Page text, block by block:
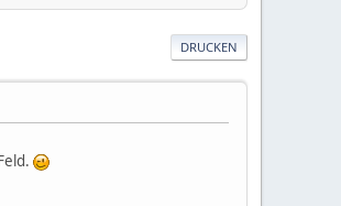
DRUCKEN